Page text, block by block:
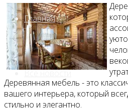
Главная
Все новости
Деревянная мебель - это
вашего интерьера, который
стильно и элегантно.